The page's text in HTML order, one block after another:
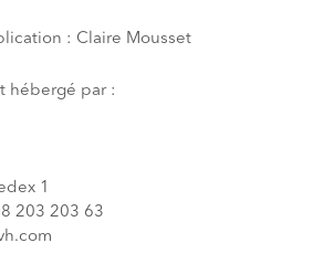
: Claire Mousset
hébergé par :
1
203 203 63